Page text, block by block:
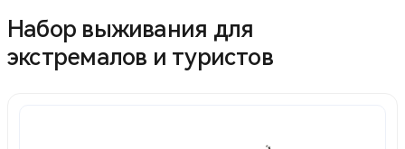
Набор выживания для
экстремалов и туристов